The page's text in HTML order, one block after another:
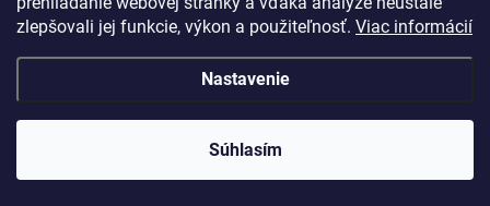
zlepšovali jej funkcie, výkon a použiteľnosť. Viac informácií
Nastavenie
Súhlasím
Kaliber SP s.r.o. . Všetky práva vyhradené.